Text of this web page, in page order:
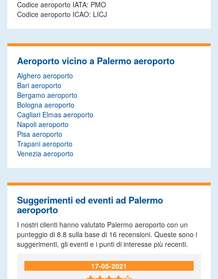
Codice aeroporto IATA: PMO
Codice aeroporto ICAO: LICJ
Aeroporto vicino a Palermo aeroporto
Alghero aeroporto
Bari aeroporto
Bergamo aeroporto
Bologna aeroporto
Cagliari Elmas aeroporto
Napoli aeroporto
Pisa aeroporto
Trapani aeroporto
Venezia aeroporto
Suggerimenti ed eventi ad Palermo
aeroporto
I nostri clienti hanno valutato Palermo aeroporto con un
punteggio di 8.8 sulla base di 16 recensioni. Queste sono i
suggerimenti, gli eventi e i punti di interesse più recenti.
17-05-2021